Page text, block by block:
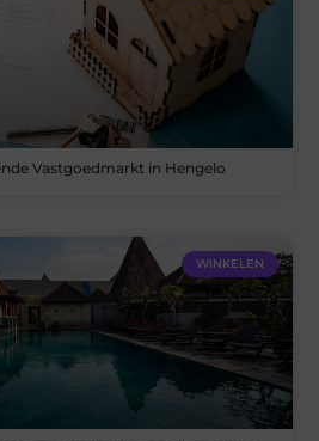
Vastgoedmarkt in Hengelo
WINKELEN